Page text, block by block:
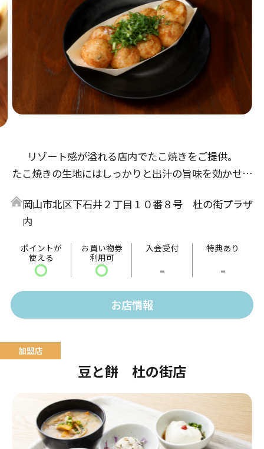
リゾート感が溢れる店内でたこ焼きをご提供。
たこ焼きの生地にはしっかりと出汁の旨味を効かせ、
感が楽しめます。
味は定番のソースの他、多種多様な種類をご用意して
います。
岡山市北区下石井２丁目１０番８号 杜の街プラザ
内
ポイントが
使える
〇
お買い物券
利用可
〇
入会受付
-
特典あり
-
お店情報
豆と餅 杜の街店